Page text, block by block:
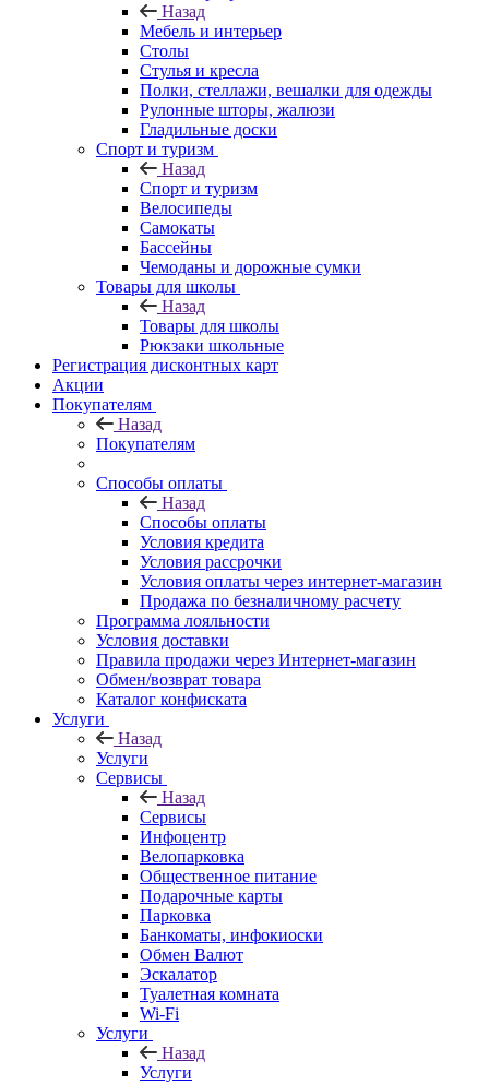
Назад
Мебель и интерьер
Столы
Стулья и кресла
Полки, стеллажи, вешалки для одежды
Рулонные шторы, жалюзи
Гладильные доски
Спорт и туризм
Назад
Спорт и туризм
Велосипеды
Самокаты
Бассейны
Чемоданы и дорожные сумки
Товары для школы
Назад
Товары для школы
Рюкзаки школьные
Регистрация дисконтных карт
Акции
Покупателям
Назад
Покупателям
Способы оплаты
Назад
Способы оплаты
Условия кредита
Условия рассрочки
Условия оплаты через интернет-магазин
Продажа по безналичному расчету
Программа лояльности
Условия доставки
Правила продажи через Интернет-магазин
Обмен/возврат товара
Каталог конфиската
Услуги
Назад
Услуги
Сервисы
Назад
Сервисы
Инфоцентр
Велопарковка
Общественное питание
Подарочные карты
Парковка
Банкоматы, инфокиоски
Обмен Валют
Эскалатор
Туалетная комната
Wi-Fi
Услуги
Назад
Услуги